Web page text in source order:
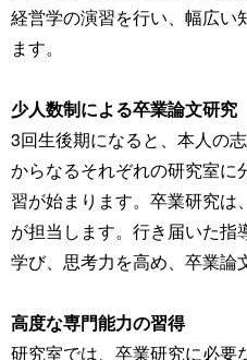
経営学の演習を行い、幅広い
ます。
少人数制による卒業論文研究
3回生後期になると、本人の
からなるそれぞれの研究室に
習が始まります。卒業研究は
が担当します。行き届いた指
学び、思考力を高め、卒業論
高度な専門能力の習得
研究室では、卒業研究に必要